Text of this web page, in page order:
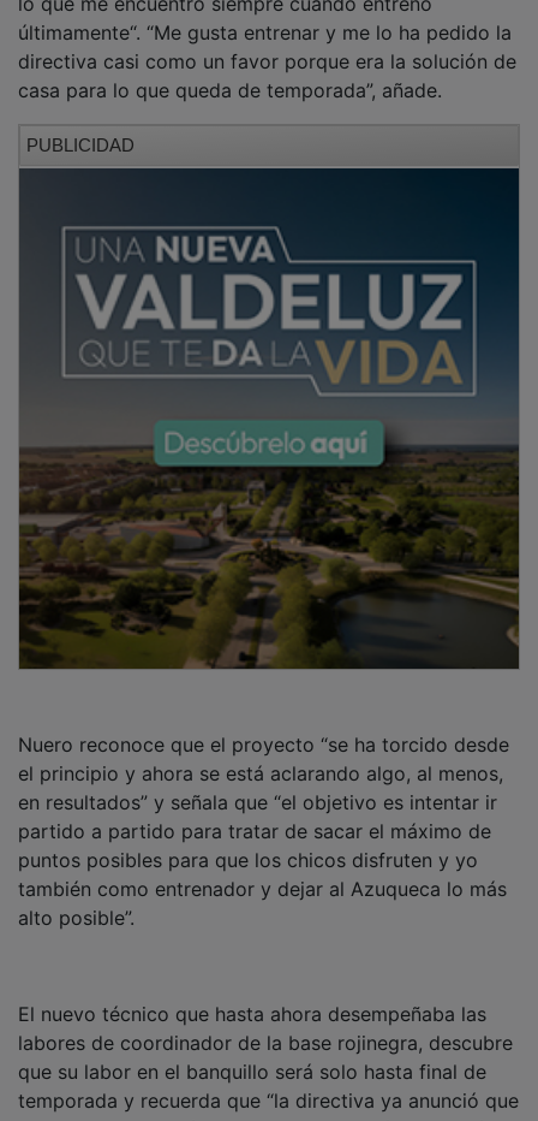
últimamente“. “Me gusta entrenar y me lo ha pedido la
directiva casi como un favor porque era la solución de
casa para lo que queda de temporada”, añade.
el principio y ahora se está aclarando algo, al menos,
en resultados” y señala que “el objetivo es intentar ir
partido a partido para tratar de sacar el máximo de
puntos posibles para que los chicos disfruten y yo
también como entrenador y dejar al Azuqueca lo más
alto posible”.
labores de coordinador de la base rojinegra, descubre
que su labor en el banquillo será solo hasta final de
temporada y recuerda que “la directiva ya anunció que
el entrenador la próxima temporada será Miguel López